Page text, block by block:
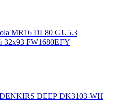
MR16 DL80 GU5.3
32x93 FW1680EFY